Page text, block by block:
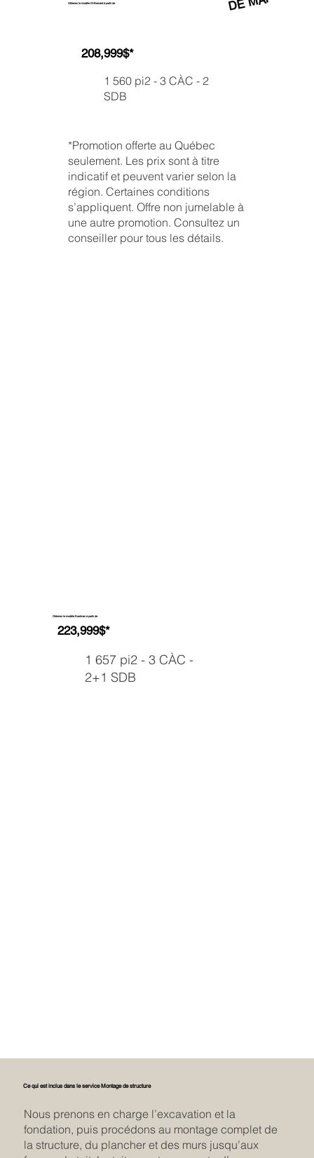
Ce qui est inclus dans le service Montage de structure
Nous prenons en charge l’excavation et la
fondation, puis procédons au montage complet de
la structure, du plancher et des murs jusqu’aux
Obtenez le modèle Eastman à partir de
1 657 pi2 - 3 CÀC -
2+1 SDB
223,999$*
Obtenez le modèle St-Bernard à partir de
1 560 pi2 - 3 CÀC - 2
SDB
208,999$*
*Promotion offerte au Québec
seulement. Les prix sont à titre
indicatif et peuvent varier selon la
région. Certaines conditions
s’appliquent. Offre non jumelable à
une autre promotion. Consultez un
conseiller pour tous les détails.